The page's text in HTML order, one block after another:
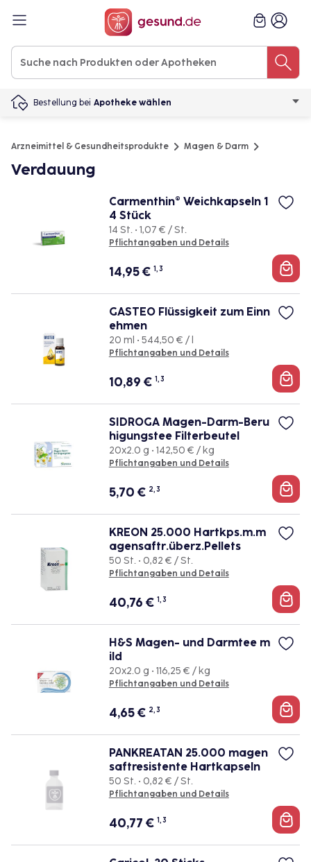
Bestellung bei Apotheke wählen
Arzneimittel & Gesundheitsprodukte Magen & Darm
Verdauung
Carmenthin® Weichkapseln 1
4 Stück
14 St. • 1,07 € / St.
Pflichtangaben und Details
14,95€ 1, 3
GASTEO Flüssigkeit zum Einn
ehmen
20 ml • 544,50 € / l
Pflichtangaben und Details
10,89 € 1, 3
SIDROGA Magen-Darm-Beru
higungstee Filterbeutel
20x2.0 g • 142,50 € / kg
Pflichtangaben und Details
5,70 € 2, 3
KREON 25.000 Hartkps.m.m
agensaftr.überz.Pellets
50 St. • 0,82 € / St.
Pflichtangaben und Details
40,76 € 1, 3
H&S Magen- und Darmtee m
ild
20x2.0 g • 116,25 € / kg
Pflichtangaben und Details
4,65€ 2, 3
PANKREATAN 25.000 magen
saftresistente Hartkapseln
50 St. • 0,82 € / St.
Pflichtangaben und Details
40,77 € 1, 3